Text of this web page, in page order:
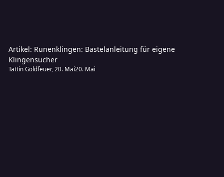
Artikel: Runenklingen: Bastelanleitung für eigene
Klingensucher
Tattin Goldfeuer, 20. Mai20. Mai